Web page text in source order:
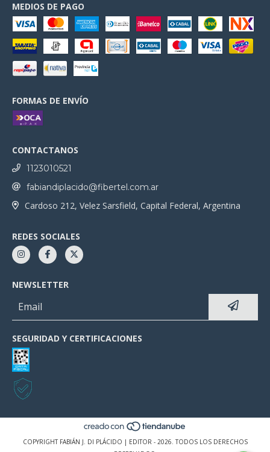
MEDIOS DE PAGO
FORMAS DE ENVÍO
CONTACTANOS
1123010521
fabiandiplacido@fibertel.com.ar
Cardoso 212, Velez Sarsfield, Capital Federal, Argentina
REDES SOCIALES
NEWSLETTER
SEGURIDAD Y CERTIFICACIONES
COPYRIGHT FABIÁN J. DI PLÁCIDO | EDITOR - 2026. TODOS LOS DERECHOS